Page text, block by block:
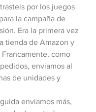
por los juegos
la campaña de
Era la primera vez
tienda de Amazon y
como
enviamos al
de unidades y
enviamos más,